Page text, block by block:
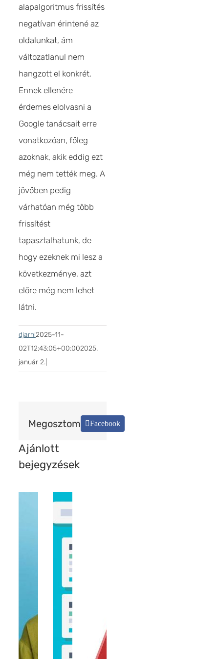
alapalgoritmus frissítés
negatívan érintené az
oldalunkat, ám
változatlanul nem
hangzott el konkrét.
Ennek ellenére
érdemes elolvasni a
Google tanácsait erre
vonatkozóan, főleg
azoknak, akik eddig ezt
még nem tették meg. A
jövőben pedig
várhatóan még több
frissítést
tapasztalhatunk, de
hogy ezeknek mi lesz a
következménye, azt
előre még nem lehet
látni.
djarni2025-11-
02T12:43:05+00:002025.
január 2.
Megosztom Facebook
Ajánlott
bejegyzések